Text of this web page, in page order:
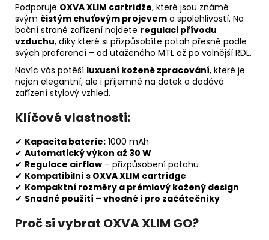
Podporuje OXVA XLIM cartridže, které jsou známé
svým čistým chuťovým projevem a spolehlivostí. Na
boční straně zařízení najdete regulaci přívodu
vzduchu, díky které si přizpůsobíte potah přesně podle
svých preferencí – od utaženého MTL až po volnější RDL.
Navíc vás potěší luxusní kožené zpracování, které je
nejen elegantní, ale i příjemné na dotek a dodává
zařízení stylový vzhled.
Klíčové vlastnosti:
✔ Kapacita baterie: 1000 mAh
✔ Automatický výkon až 30 W
✔ Regulace airflow – přizpůsobení potahu
✔ Kompatibilní s OXVA XLIM cartridge
✔ Kompaktní rozměry a prémiový kožený design
✔ Snadné použití – vhodné i pro začátečníky
Proč si vybrat OXVA XLIM GO?